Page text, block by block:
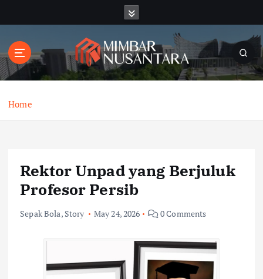
t
o
Home
Rektor Unpad yang Berjuluk
Profesor Persib
Sepak Bola, Story May 24, 2026 0 Comments